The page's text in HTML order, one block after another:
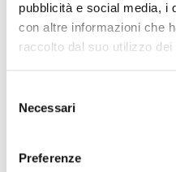
pubblicità e social media, i
con altre informazioni che
raccolto dal suo utilizzo
delNecessari
Preferenze